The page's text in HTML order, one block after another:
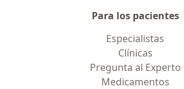
Para los pacientes
Especialistas
Clínicas
Pregunta al Experto
Medicamentos